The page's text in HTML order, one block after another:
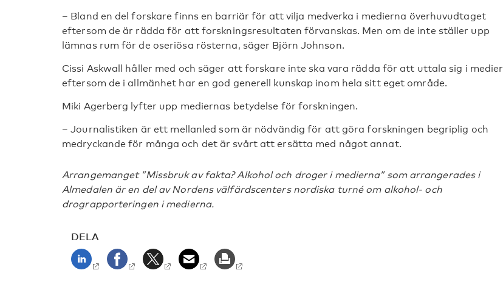
– Bland en del forskare finns en barriär för att vilja medverka i medierna överhuvudtaget
eftersom de är rädda för att forskningsresultaten förvanskas. Men om de inte ställer upp
lämnas rum för de oseriösa rösterna, säger Björn Johnson.
Cissi Askwall håller med och säger att forskare inte ska vara rädda för att uttala sig i medier
eftersom de i allmänhet har en god generell kunskap inom hela sitt eget område.
Miki Agerberg lyfter upp mediernas betydelse för forskningen.
– Journalistiken är ett mellanled som är nödvändig för att göra forskningen begriplig och
medryckande för många och det är svårt att ersätta med något annat.
Arrangemanget ”Missbruk av fakta? Alkohol och droger i medierna” som arrangerades i
Almedalen är en del av Nordens välfärdscenters nordiska turné om alkohol- och
drograpporteringen i medierna.
DELA